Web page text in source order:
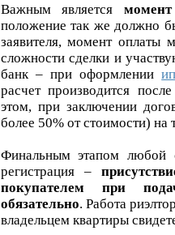
Важным является
положение так же должно
заявителя, момент оплаты
сложности сделки и
банк – при оформлении
расчет производится
этом, при заключении
более 50% от стоимости) на
Финальным этапом любой
регистрация –
покупателем при
обязательно. Работа
владельцем квартиры